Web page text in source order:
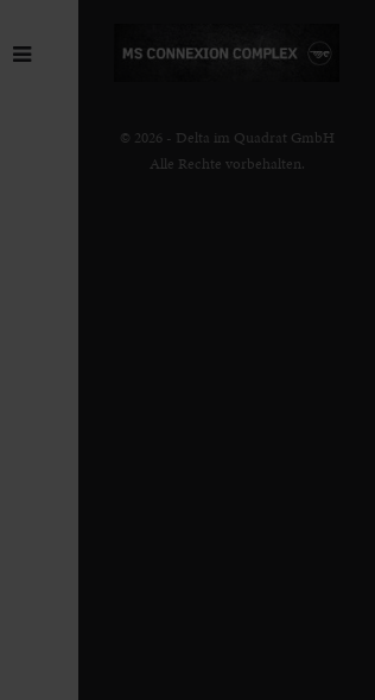
© 2026 - Delta im Quadrat GmbH
Alle Rechte vorbehalten.